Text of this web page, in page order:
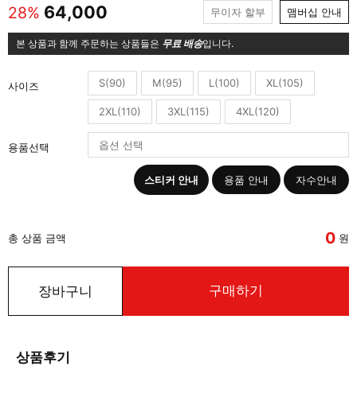
28% 64,000 무이자 할부 맴버십 안내
본 상품과 함께 주문하는 상품들은 무료 배송입니다.
사이즈 S(90) M(95) L(100) XL(105)
2XL(110) 3XL(115) 4XL(120)
용품선택
스티커 안내 용품 안내 자수안내
총 상품 금액 0 원
장바구니 구매하기
상품후기